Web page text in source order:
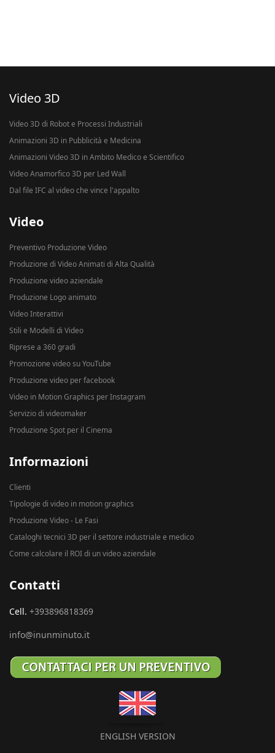
Video 3D
Video 3D di Robot e Processi Industriali
Animazioni 3D in Pubblicità e Medicina
Animazioni Video 3D in Ambito Medico e Scientifico
Video Anamorfico 3D per Led Wall
Dal file IFC al video che vince l'appalto
Video
Preventivo Produzione Video
Produzione di Video Animati di Alta Qualità
Produzione video aziendale
Produzione Logo animato
Video Interattivi
Stili e Modelli di Video
Riprese a 360 gradi
Promozione video su YouTube
Produzione video per facebook
Video in Motion Graphics per Instagram
Servizio di videomaker
Produzione Spot per il Cinema
Informazioni
Clienti
Tipologie di video in motion graphics
Produzione Video - Le Fasi
Cataloghi tecnici 3D per il settore industriale e medico
Come calcolare il ROI di un video aziendale
Contatti
Cell. +393896818369
info@inunminuto.it
ENGLISH VERSION